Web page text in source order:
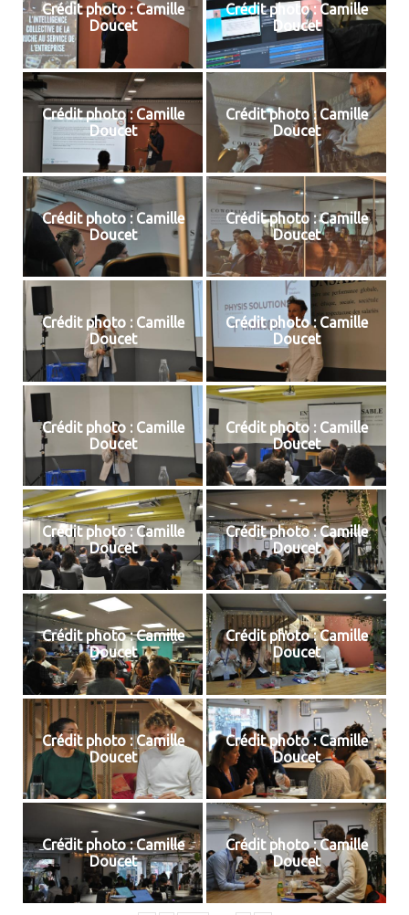
Crédit photo : Camille
Doucet
Crédit photo : Camille
Doucet
Crédit photo : Camille
Doucet
Crédit photo : Camille
Doucet
Crédit photo : Camille
Doucet
Crédit photo : Camille
Doucet
Crédit photo : Camille
Doucet
Crédit photo : Camille
Doucet
Crédit photo : Camille
Doucet
Crédit photo : Camille
Doucet
Crédit photo : Camille
Doucet
Crédit photo : Camille
Doucet
Crédit photo : Camille
Doucet
Crédit photo : Camille
Doucet
Crédit photo : Camille
Doucet
Crédit photo : Camille
Doucet
Crédit photo : Camille
Doucet
Crédit photo : Camille
Doucet